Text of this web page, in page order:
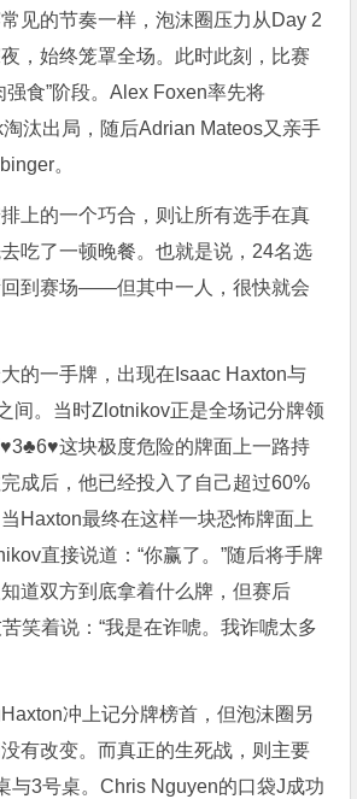
见的节奏一样，泡沫圈压力从Day 2
，始终笼罩全场。此时此刻，比赛
强食”阶段。Alex Foxen率先将
汰出局，随后Adrian Mateos又亲手
。
上的一个巧合，则让所有选手在真
吃了一顿晚餐。也就是说，24名选
回到赛场——但其中一人，很快就会
的一手牌，出现在Isaac Haxton与
间。当时Zlotnikov正是全场记分牌领
这块极度危险的牌面上一路持
成后，他已经投入了自己超过60%
Haxton最终在这样一块恐怖牌面上
直接说道：“你赢了。”随后将手牌
道双方到底拿着什么牌，但赛后
笑着说：“我是在诈唬。我诈唬太多
冲上记分牌榜首，但泡沫圈另
有改变。而真正的生死战，则主要
与3号桌。Chris Nguyen的口袋J成功